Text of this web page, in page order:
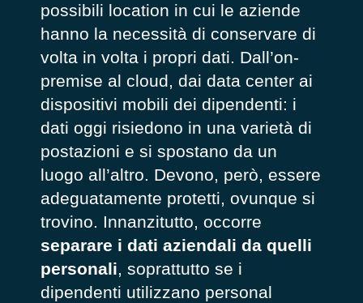
possibili location in cui le aziende
hanno la necessità di conservare di
volta in volta i propri dati. Dall’on-
premise al cloud, dai data center ai
dispositivi mobili dei dipendenti: i
dati oggi risiedono in una varietà di
postazioni e si spostano da un
luogo all’altro. Devono, però, essere
adeguatamente protetti, ovunque si
trovino. Innanzitutto, occorre
separare i dati aziendali da quelli
personali, soprattutto se i
dipendenti utilizzano personal